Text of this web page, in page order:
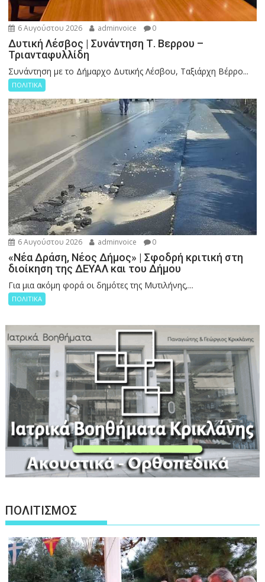
6 Αυγούστου 2026 adminvoice 0
Δυτική Λέσβος | Συνάντηση Τ. Βερρου –
Τριανταφυλλίδη
Συνάντηση με το Δήμαρχο Δυτικής Λέσβου, Ταξιάρχη Βέρρο...
ΠΟΛΙΤΙΚΑ
6 Αυγούστου 2026 adminvoice 0
«Νέα Δράση, Νέος Δήμος» | Σφοδρή κριτική στη
διοίκηση της ΔΕΥΑΛ και του Δήμου
Για μια ακόμη φορά οι δημότες της Μυτιλήνης,...
ΠΟΛΙΤΙΚΑ
ΠΟΛΙΤΙΣΜΟΣ